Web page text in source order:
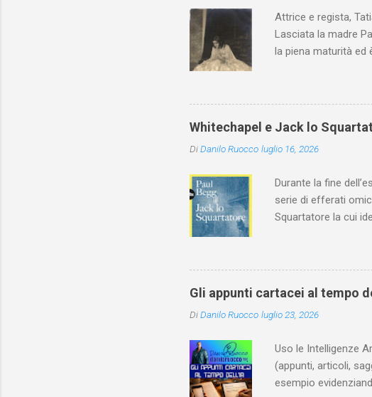
Attrice e regista,
Lasciata la madre
la piena maturità ed
Whitechapel e Jack lo
DiDanilo Ruocco luglio 16, 2026
Durante la fine
serie di efferati
Squartatore la cui
dedica anche (e,
ricapitolare le lotte
l’architettura
classe dominante
interessata a
Gli appunti cartacei al tempo
DiDanilo Ruocco luglio 23, 2026
Uso le Intelligenze
(appunti, articoli,
esempio